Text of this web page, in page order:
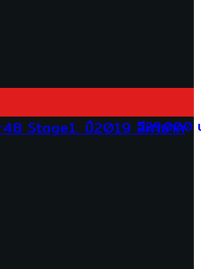
529,000
Stage1. ปี2019 สีหายาก